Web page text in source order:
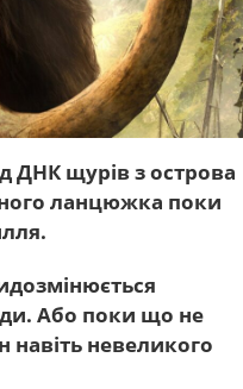
ДНК щурів з острова
ланцюжка поки
Або поки що не
навіть невеликого